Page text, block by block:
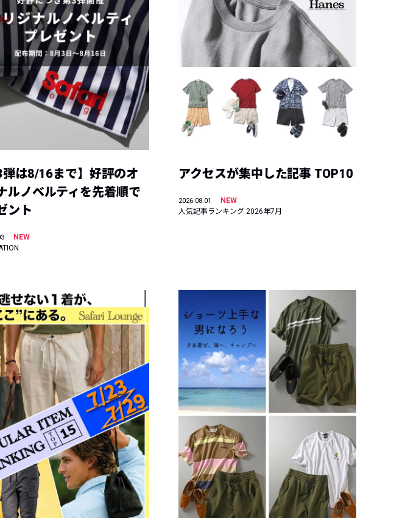
弾は8/16まで】好評のオ
ルノベルティを先着順で
ント
NEW
アクセスが集中した記事 TOP10
2026.08.01
NEW
人気記事ランキング 2026年7月